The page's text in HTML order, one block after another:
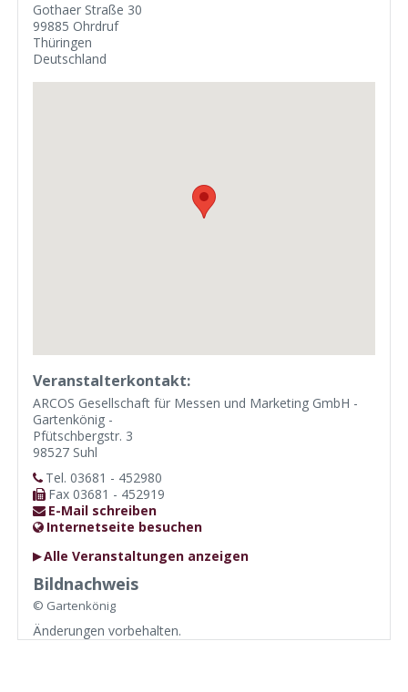
Gothaer Straße 30
99885 Ohrdruf
Thüringen
Deutschland
Veranstalterkontakt:
ARCOS Gesellschaft für Messen und Marketing GmbH -
Gartenkönig -
Pfütschbergstr. 3
98527 Suhl
Tel. 03681 - 452980
Fax 03681 - 452919
E-Mail schreiben
Internetseite besuchen
Alle Veranstaltungen anzeigen
Bildnachweis
© Gartenkönig
Änderungen vorbehalten.